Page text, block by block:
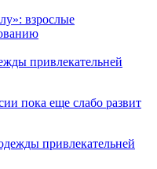
привлекательней
пока еще слабо развит